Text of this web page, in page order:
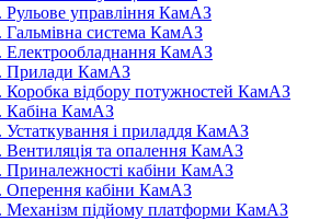
Рульове управління КамАЗ
Гальмівна система КамАЗ
Електрообладнання КамАЗ
Прилади КамАЗ
Коробка відбору потужностей КамАЗ
Кабіна КамАЗ
Устаткування і приладдя КамАЗ
Вентиляція та опалення КамАЗ
Приналежності кабіни КамАЗ
Оперення кабіни КамАЗ
Механізм підйому платформи КамАЗ